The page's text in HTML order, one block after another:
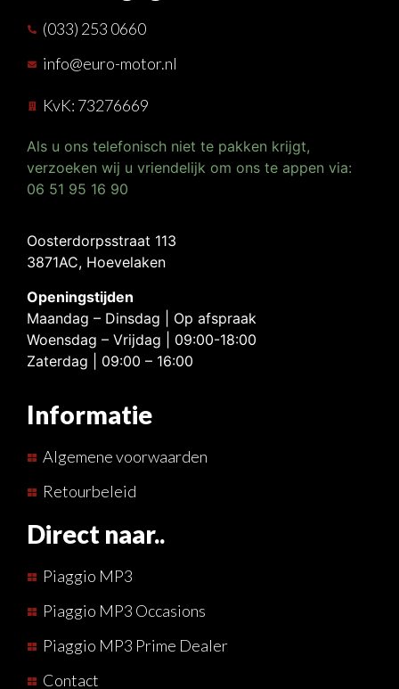
(033) 253 0660
info@euro-motor.nl
KvK: 73276669
Als u ons telefonisch niet te pakken krijgt,
verzoeken wij u vriendelijk om ons te appen via:
06 51 95 16 90
Oosterdorpsstraat 113
3871AC, Hoevelaken
Openingstijden
Maandag – Dinsdag | Op afspraak
Woensdag – Vrijdag | 09:00-18:00
Zaterdag | 09:00 – 16:00
Informatie
Algemene voorwaarden
Retourbeleid
Direct naar..
Piaggio MP3
Piaggio MP3 Occasions
Piaggio MP3 Prime Dealer
Contact